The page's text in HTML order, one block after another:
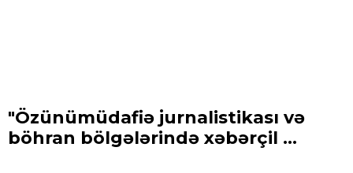
"Özünümüdafiə jurnalistikası və
böhran bölgələrində xəbərçil ...